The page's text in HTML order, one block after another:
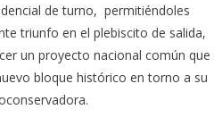
de turno, permitiéndoles
triunfo en el plebiscito de salida,
un proyecto nacional común que
bloque histórico en torno a su